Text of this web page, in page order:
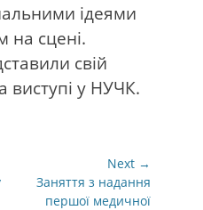
ідеями
на сцені.
свій
виступі у НУЧК.
Next →
Заняття з надання
першої медичної